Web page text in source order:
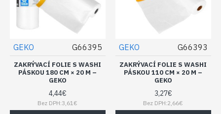
GEKO G66395
ZAKRÝVACÍ FOLIE S WASHI
PÁSKOU 180 CM × 20 M –
GEKO
4,44€
Bez DPH:3,61€
GEKO G66393
ZAKRÝVACÍ FOLIE S WASHI
PÁSKOU 110 CM × 20 M –
GEKO
3,27€
Bez DPH:2,66€